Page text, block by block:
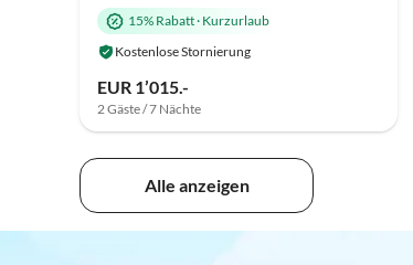
15% Rabatt· Kurzurlaub
Kostenlose Stornierung
EUR 1’015.-
2 Gäste / 7 Nächte
Alle anzeigen